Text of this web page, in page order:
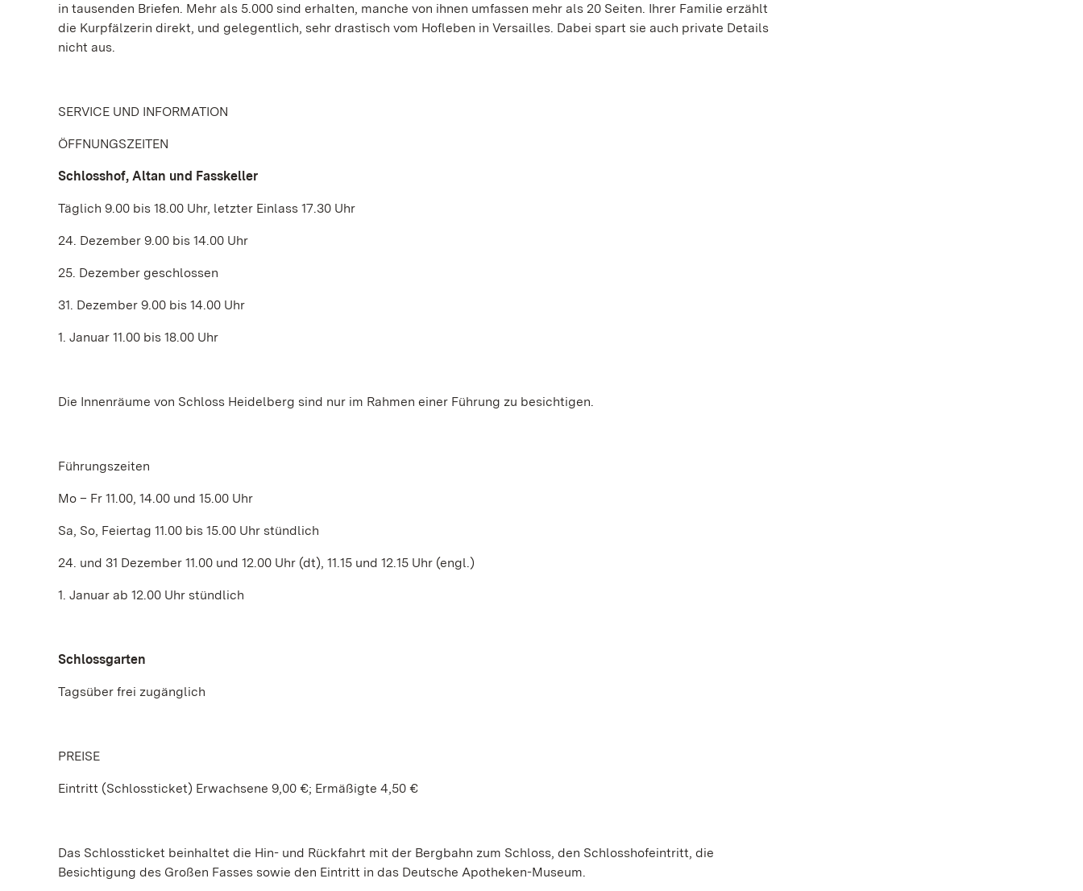
in tausenden Briefen. Mehr als 5.000 sind erhalten, manche von ihnen umfassen mehr als 20 Seiten. Ihrer Familie erzählt
die Kurpfälzerin direkt, und gelegentlich, sehr drastisch vom Hofleben in Versailles. Dabei spart sie auch private Details
nicht aus.
SERVICE UND INFORMATION
ÖFFNUNGSZEITEN
Schlosshof, Altan und Fasskeller
Täglich 9.00 bis 18.00 Uhr, letzter Einlass 17.30 Uhr
24. Dezember 9.00 bis 14.00 Uhr
25. Dezember geschlossen
31. Dezember 9.00 bis 14.00 Uhr
1. Januar 11.00 bis 18.00 Uhr
Die Innenräume von Schloss Heidelberg sind nur im Rahmen einer Führung zu besichtigen.
Führungszeiten
Mo – Fr 11.00, 14.00 und 15.00 Uhr
Sa, So, Feiertag 11.00 bis 15.00 Uhr stündlich
24. und 31 Dezember 11.00 und 12.00 Uhr (dt), 11.15 und 12.15 Uhr (engl.)
1. Januar ab 12.00 Uhr stündlich
Schlossgarten
Tagsüber frei zugänglich
PREISE
Eintritt (Schlossticket) Erwachsene 9,00 €; Ermäßigte 4,50 €
Das Schlossticket beinhaltet die Hin- und Rückfahrt mit der Bergbahn zum Schloss, den Schlosshofeintritt, die
Besichtigung des Großen Fasses sowie den Eintritt in das Deutsche Apotheken-Museum.